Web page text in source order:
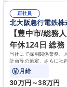
当社の指定する業務 募集職種 東京都品川区【営業アシスタント】未経験O
K◆受発注・事務◆年
変化に臨機応変かつ
れる方を求めていま
寧な指導体制が整
ます。 学歴・資格 学歴：大学院 大学 高専 短大 専修学校 高校 語学力：
資格：
正社員
北大阪急行電鉄株
【豊中市/総務
年休124日 総務
当社にて採用関係業務、
計画等の策定、さらに社
般を担当していただきま
月給
30万円～38万円